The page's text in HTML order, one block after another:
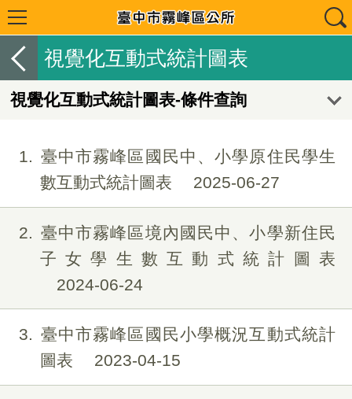
視覺化互動式統計圖表
視覺化互動式統計圖表-條件查詢
1
臺中市霧峰區國民中、小學原住民學生
數互動式統計圖表
2025-06-27
2
臺中市霧峰區境內國民中、小學新住民
子女學生數互動式統計圖表
2024-06-24
3
臺中市霧峰區國民小學概況互動式統計
圖表
2023-04-15